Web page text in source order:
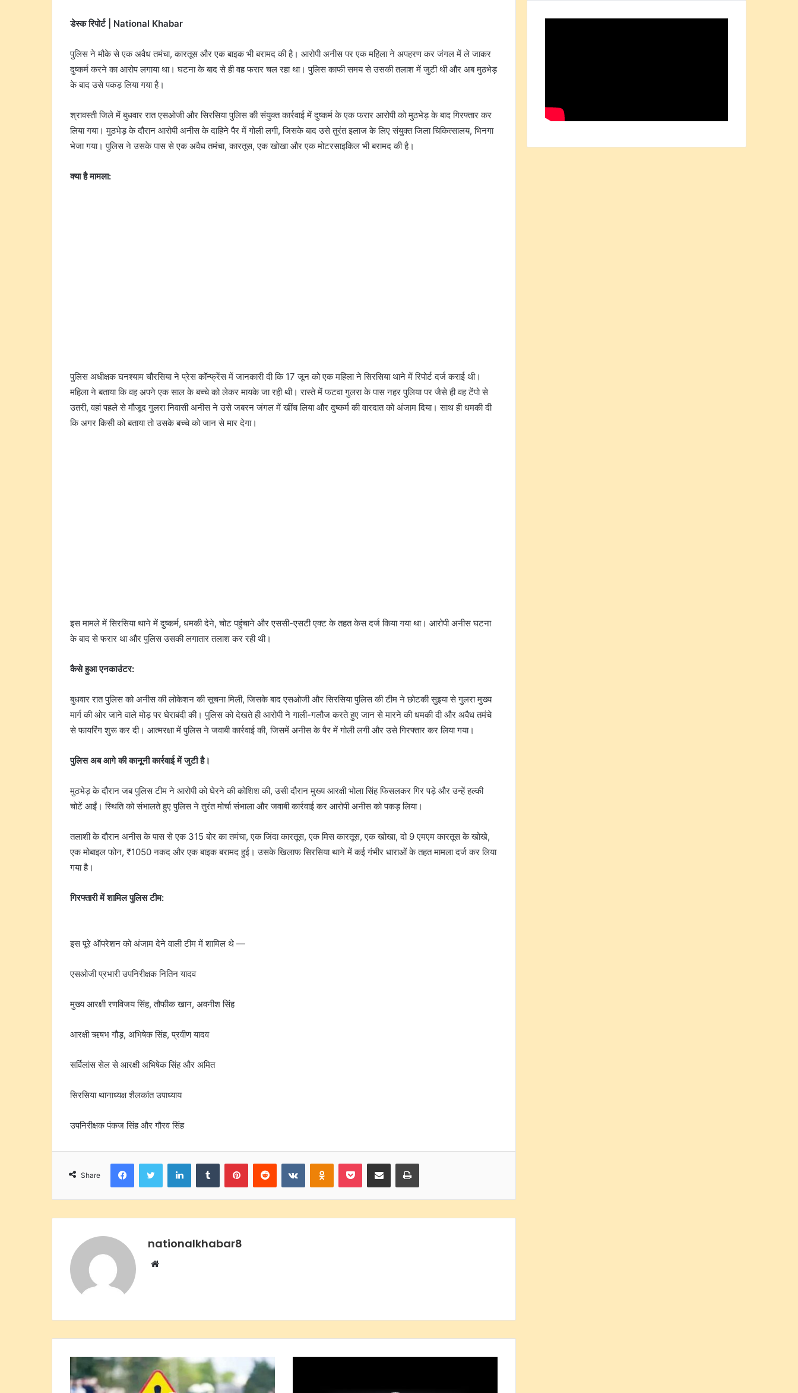
डेस्क रिपोर्ट | National Khabar
पुलिस ने मौके से एक अवैध तमंचा, कारतूस और एक बाइक भी बरामद की है। आरोपी अनीस पर एक महिला ने अपहरण कर जंगल में ले जाकर
दुष्कर्म करने का आरोप लगाया था। घटना के बाद से ही वह फरार चल रहा था। पुलिस काफी समय से उसकी तलाश में जुटी थी और अब मुठभेड़
के बाद उसे पकड़ लिया गया है।
श्रावस्ती जिले में बुधवार रात एसओजी और सिरसिया पुलिस की संयुक्त कार्रवाई में दुष्कर्म के एक फरार आरोपी को मुठभेड़ के बाद गिरफ्तार कर
लिया गया। मुठभेड़ के दौरान आरोपी अनीस के दाहिने पैर में गोली लगी, जिसके बाद उसे तुरंत इलाज के लिए संयुक्त जिला चिकित्सालय, भिनगा
भेजा गया। पुलिस ने उसके पास से एक अवैध तमंचा, कारतूस, एक खोखा और एक मोटरसाइकिल भी बरामद की है।
क्या है मामला:
पुलिस अधीक्षक घनश्याम चौरसिया ने प्रेस कॉन्फ्रेंस में जानकारी दी कि 17 जून को एक महिला ने सिरसिया थाने में रिपोर्ट दर्ज कराई थी।
महिला ने बताया कि वह अपने एक साल के बच्चे को लेकर मायके जा रही थी। रास्ते में फटवा गुलरा के पास नहर पुलिया पर जैसे ही वह टेंपो से
उतरी, वहां पहले से मौजूद गुलरा निवासी अनीस ने उसे जबरन जंगल में खींच लिया और दुष्कर्म की वारदात को अंजाम दिया। साथ ही धमकी दी
कि अगर किसी को बताया तो उसके बच्चे को जान से मार देगा।
इस मामले में सिरसिया थाने में दुष्कर्म, धमकी देने, चोट पहुंचाने और एससी-एसटी एक्ट के तहत केस दर्ज किया गया था। आरोपी अनीस घटना
के बाद से फरार था और पुलिस उसकी लगातार तलाश कर रही थी।
कैसे हुआ एनकाउंटर:
बुधवार रात पुलिस को अनीस की लोकेशन की सूचना मिली, जिसके बाद एसओजी और सिरसिया पुलिस की टीम ने छोटकी सुइया से गुलरा मुख्य
मार्ग की ओर जाने वाले मोड़ पर घेराबंदी की। पुलिस को देखते ही आरोपी ने गाली-गलौज करते हुए जान से मारने की धमकी दी और अवैध तमंचे
से फायरिंग शुरू कर दी। आत्मरक्षा में पुलिस ने जवाबी कार्रवाई की, जिसमें अनीस के पैर में गोली लगी और उसे गिरफ्तार कर लिया गया।
पुलिस अब आगे की कानूनी कार्रवाई में जुटी है।
मुठभेड़ के दौरान जब पुलिस टीम ने आरोपी को घेरने की कोशिश की, उसी दौरान मुख्य आरक्षी भोला सिंह फिसलकर गिर पड़े और उन्हें हल्की
चोटें आईं। स्थिति को संभालते हुए पुलिस ने तुरंत मोर्चा संभाला और जवाबी कार्रवाई कर आरोपी अनीस को पकड़ लिया।
तलाशी के दौरान अनीस के पास से एक 315 बोर का तमंचा, एक जिंदा कारतूस, एक मिस कारतूस, एक खोखा, दो 9 एमएम कारतूस के खोखे,
एक मोबाइल फोन, ₹1050 नकद और एक बाइक बरामद हुई। उसके खिलाफ सिरसिया थाने में कई गंभीर धाराओं के तहत मामला दर्ज कर लिया
गया है।
गिरफ्तारी में शामिल पुलिस टीम:
इस पूरे ऑपरेशन को अंजाम देने वाली टीम में शामिल थे —
एसओजी प्रभारी उपनिरीक्षक नितिन यादव
मुख्य आरक्षी रणविजय सिंह, तौफीक खान, अवनीश सिंह
आरक्षी ऋषभ गौड़, अभिषेक सिंह, प्रवीण यादव
सर्विलांस सेल से आरक्षी अभिषेक सिंह और अमित
सिरसिया थानाध्यक्ष शैलकांत उपाध्याय
उपनिरीक्षक पंकज सिंह और गौरव सिंह
Share
FacebookTwitter LinkedInTumblr PinterestReddit VKontakteOdnoklassniki
Pocket Share via Email Print
nationalkhabar8
Website